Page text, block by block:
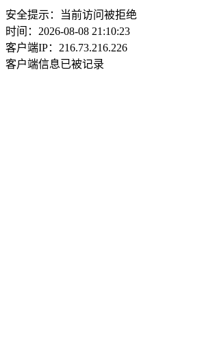
安全提示：当前访问被拒绝
时间：2026-08-08 21:10:23
客户端IP：216.73.216.226
客户端信息已被记录